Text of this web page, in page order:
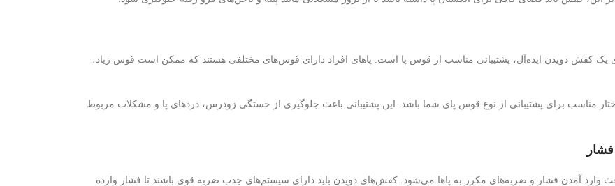
یک کفش دویدن ایده‌آل، پشتیبانی مناسب از قوس پا است. پاهای افراد دارای قوس‌های مختلفی هستند که ممکن است قوس زیاد،
مناسب برای پشتیبانی از نوع قوس پای شما باشد. این پشتیبانی باعث جلوگیری از خستگی زودرس، دردهای پا و مشکلات مربوط
وارد آمدن فشار و ضربه‌های مکرر به پاها می‌شود. کفش‌های دویدن باید دارای سیستم‌های جذب ضربه قوی باشند تا فشار وارده